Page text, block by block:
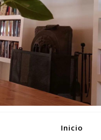
Inicio